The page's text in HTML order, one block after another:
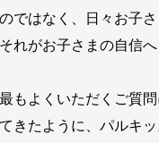
ではなく、日々お子
れがお子さまの自信
よくいただくご質問
きたように、パルキ